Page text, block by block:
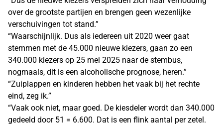
over de grootste partijen en brengen geen wezenlijke
verschuivingen tot stand.”
“Waarschijnlijk. Dus als iedereen uit 2020 weer gaat
stemmen met de 45.000 nieuwe kiezers, gaan zo een
340.000 kiezers op 25 mei 2025 naar de stembus,
nogmaals, dit is een alcoholische prognose, heren.”
“Zuiplappen en kinderen hebben het vaak bij het rechte
eind, zeg ik.”
“Vaak ook niet, maar goed. De kiesdeler wordt dan 340.000
gedeeld door 51 = 6.600. Dat is een flink aantal per zetel.